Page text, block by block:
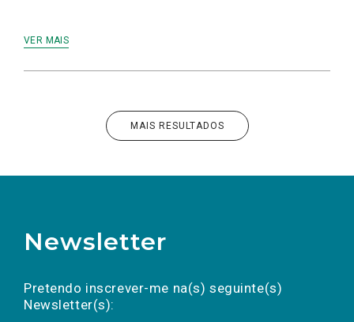
VER MAIS
MAIS RESULTADOS
Newsletter
Pretendo inscrever-me na(s) seguinte(s)
Newsletter(s):
a(s) newsletter(s).
mail